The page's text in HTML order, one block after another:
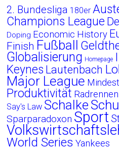
2. Bundesliga 180er
Champions League
Doping Economic History
Finish Fußball
Globalisierung Homepage
Keynes Lautenbach
Major League
Produktivität Radrennen
Say's Law Schalke
Sparparadoxon Sport
World Series Yankees